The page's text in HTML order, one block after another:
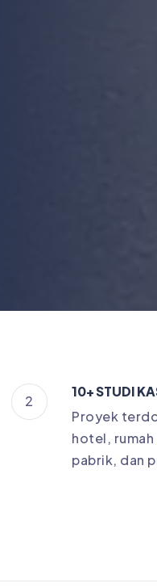
2
10+ STUDI
Proyek
hotel,
pabrik, dan